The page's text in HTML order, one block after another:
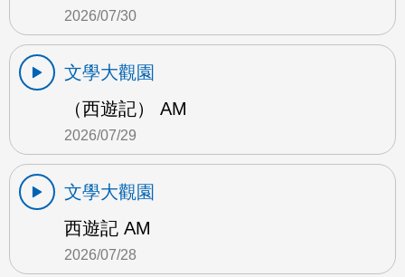
2026/07/30
文學大觀園
（西遊記） AM
2026/07/29
文學大觀園
西遊記 AM
2026/07/28